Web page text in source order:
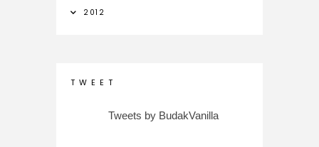
2012
T W E E T
Tweets by BudakVanilla